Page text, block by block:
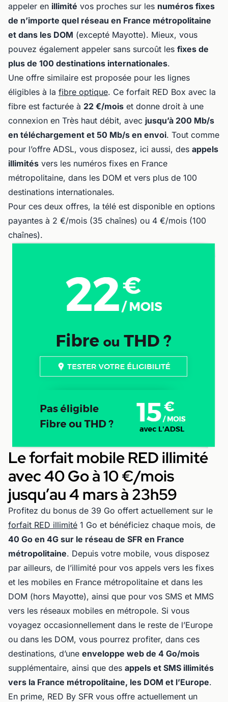
appeler en illimité vos proches sur les numéros fixes
de n’importe quel réseau en France métropolitaine
et dans les DOM (excepté Mayotte). Mieux, vous
pouvez également appeler sans surcoût les fixes de
plus de 100 destinations internationales.
Une offre similaire est proposée pour les lignes
éligibles à la fibre optique. Ce forfait RED Box avec la
fibre est facturée à 22 €/mois et donne droit à une
connexion en Très haut débit, avec jusqu’à 200 Mb/s
en téléchargement et 50 Mb/s en envoi. Tout comme
pour l’offre ADSL, vous disposez, ici aussi, des appels
illimités vers les numéros fixes en France
métropolitaine, dans les DOM et vers plus de 100
destinations internationales.
Pour ces deux offres, la télé est disponible en options
payantes à 2 €/mois (35 chaînes) ou 4 €/mois (100
chaînes).
Le forfait mobile RED illimité
avec 40 Go à 10 €/mois
jusqu’au 4 mars à 23h59
Profitez du bonus de 39 Go offert actuellement sur le
forfait RED illimité 1 Go et bénéficiez chaque mois, de
40 Go en 4G sur le réseau de SFR en France
métropolitaine. Depuis votre mobile, vous disposez
par ailleurs, de l’illimité pour vos appels vers les fixes
et les mobiles en France métropolitaine et dans les
DOM (hors Mayotte), ainsi que pour vos SMS et MMS
vers les réseaux mobiles en métropole. Si vous
voyagez occasionnellement dans le reste de l’Europe
ou dans les DOM, vous pourrez profiter, dans ces
destinations, d’une enveloppe web de 4 Go/mois
supplémentaire, ainsi que des appels et SMS illimités
vers la France métropolitaine, les DOM et l’Europe.
En prime, RED By SFR vous offre actuellement un